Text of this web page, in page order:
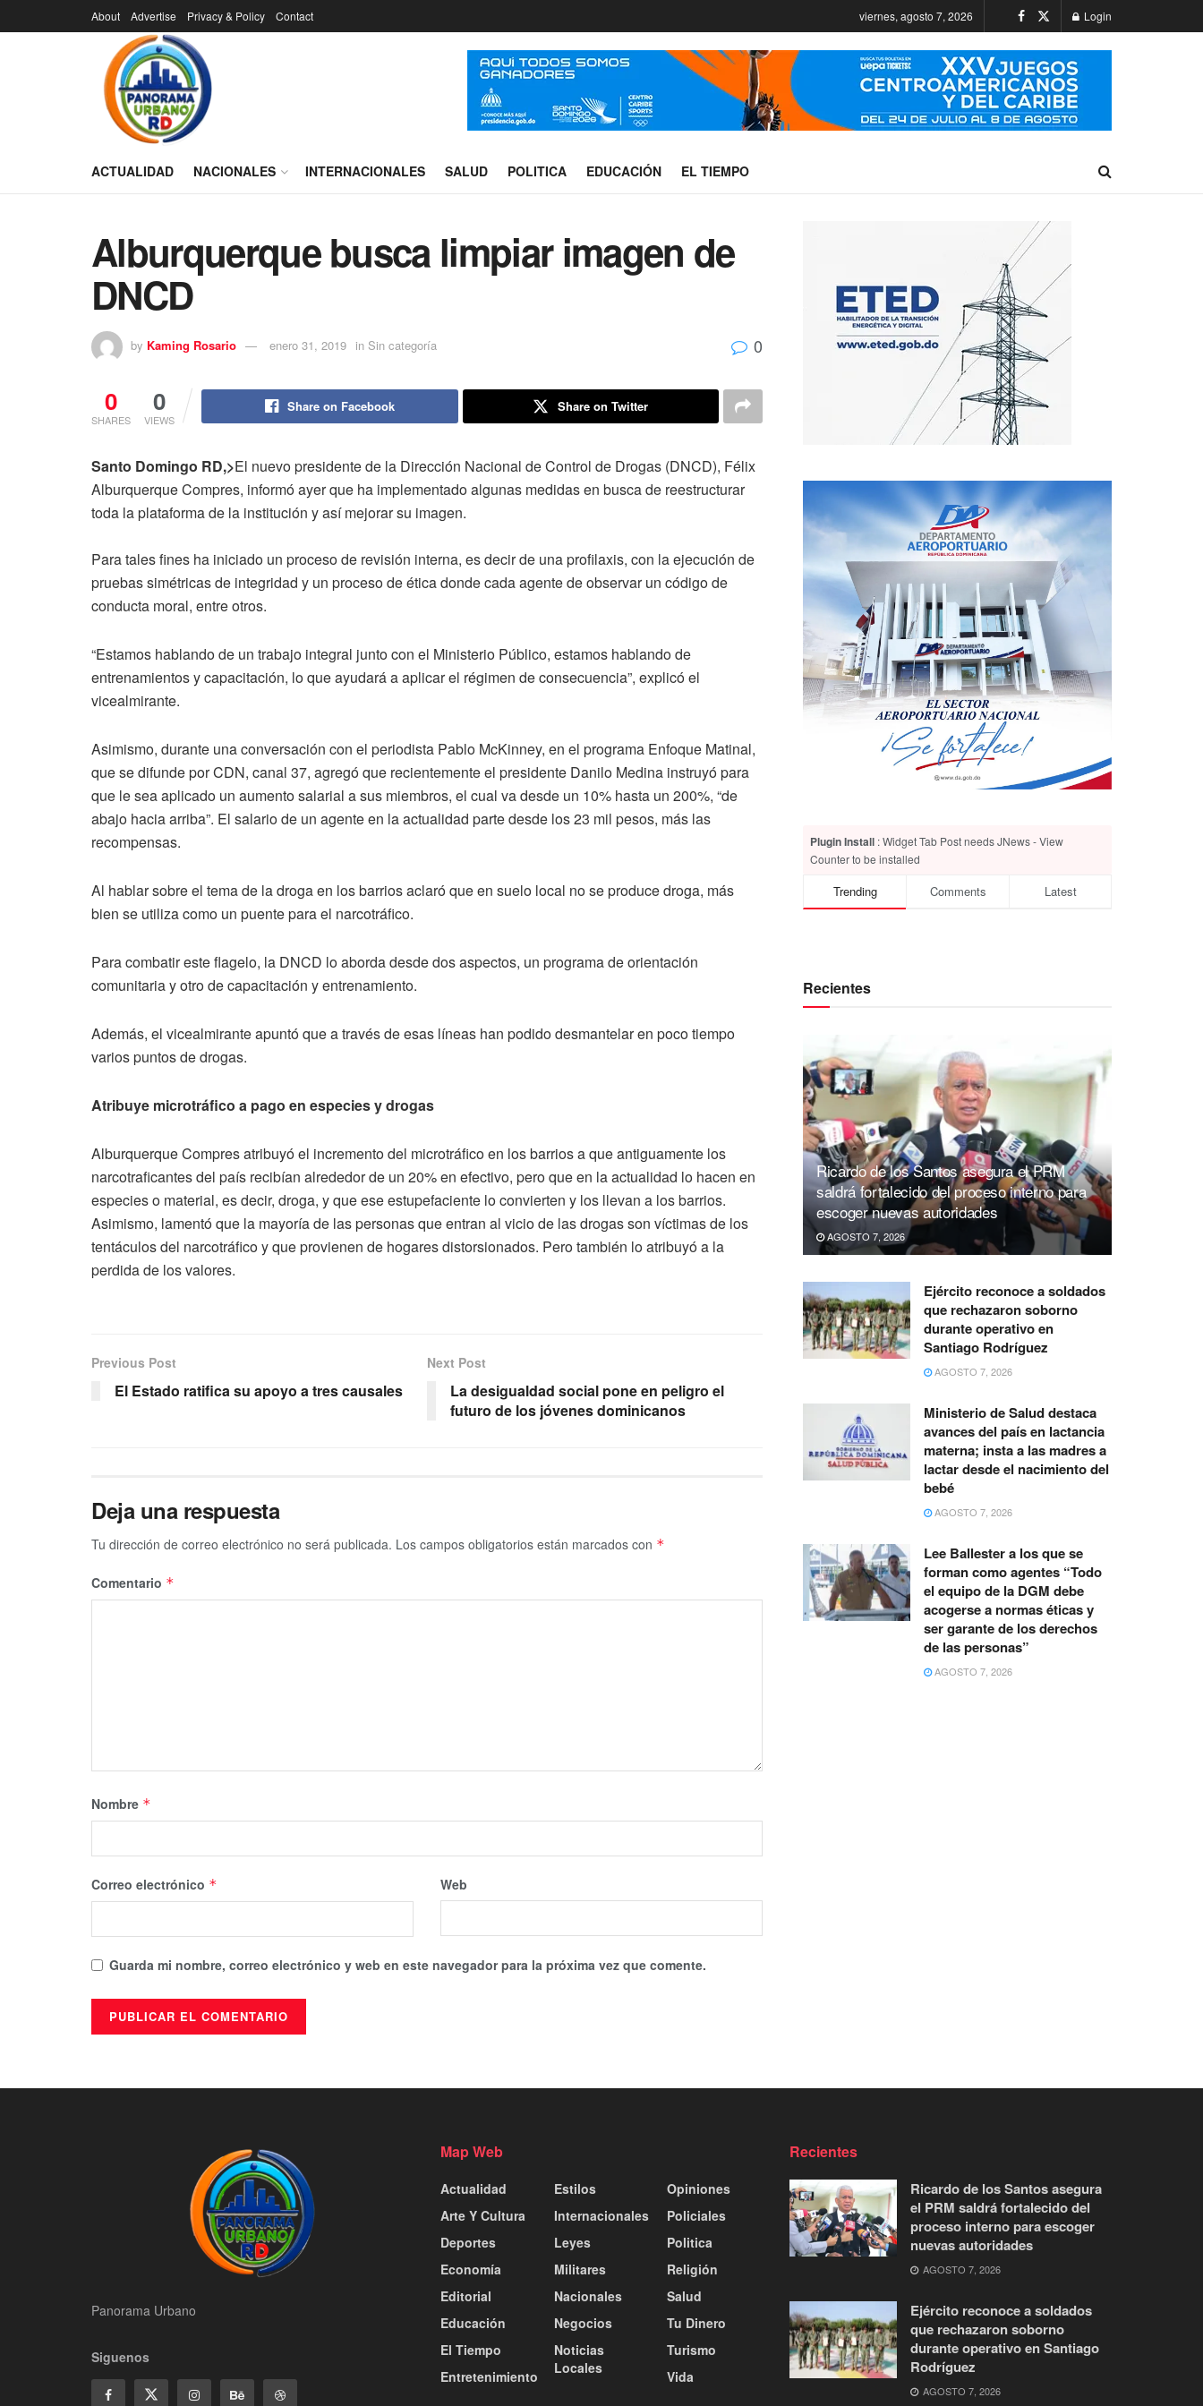
About Advertise Privacy & Policy Contact viernes, agosto 7, 2026 Login
ACTUALIDAD NACIONALES INTERNACIONALES SALUD POLITICA EDUCACIÓN EL TIEMPO
Alburquerque busca limpiar imagen de
DNCD
by Kaming Rosario enero 31, 2019 in Sin categoría 0
0
SHARES
0
VIEWS
Share on Facebook Share on Twitter
Santo Domingo RD,>El nuevo presidente de la Dirección Nacional de Control de Drogas (DNCD), Félix
Alburquerque Compres, informó ayer que ha implementado algunas medidas en busca de reestructurar
toda la plataforma de la institución y así mejorar su imagen.
Para tales fines ha iniciado un proceso de revisión interna, es decir de una profilaxis, con la ejecución de
pruebas simétricas de integridad y un proceso de ética donde cada agente de observar un código de
conducta moral, entre otros.
“Estamos hablando de un trabajo integral junto con el Ministerio Público, estamos hablando de
entrenamientos y capacitación, lo que ayudará a aplicar el régimen de consecuencia”, explicó el
vicealmirante.
Asimismo, durante una conversación con el periodista Pablo McKinney, en el programa Enfoque Matinal,
que se difunde por CDN, canal 37, agregó que recientemente el presidente Danilo Medina instruyó para
que le sea aplicado un aumento salarial a sus miembros, el cual va desde un 10% hasta un 200%, “de
abajo hacia arriba”. El salario de un agente en la actualidad parte desde los 23 mil pesos, más las
recompensas.
Al hablar sobre el tema de la droga en los barrios aclaró que en suelo local no se produce droga, más
bien se utiliza como un puente para el narcotráfico.
Para combatir este flagelo, la DNCD lo aborda desde dos aspectos, un programa de orientación
comunitaria y otro de capacitación y entrenamiento.
Además, el vicealmirante apuntó que a través de esas líneas han podido desmantelar en poco tiempo
varios puntos de drogas.
Atribuye microtráfico a pago en especies y drogas
Alburquerque Compres atribuyó el incremento del microtráfico en los barrios a que antiguamente los
narcotraficantes del país recibían alrededor de un 20% en efectivo, pero que en la actualidad lo hacen en
especies o material, es decir, droga, y que ese estupefaciente lo convierten y los llevan a los barrios.
Asimismo, lamentó que la mayoría de las personas que entran al vicio de las drogas son víctimas de los
tentáculos del narcotráfico y que provienen de hogares distorsionados. Pero también lo atribuyó a la
perdida de los valores.
Previous Post
El Estado ratifica su apoyo a tres causales
Next Post
La desigualdad social pone en peligro el
futuro de los jóvenes dominicanos
Deja una respuesta
Tu dirección de correo electrónico no será publicada. Los campos obligatorios están marcados con *
Comentario *
Nombre *
Correo electrónico * Web
Guarda mi nombre, correo electrónico y web en este navegador para la próxima vez que comente.
Plugin Install : Widget Tab Post needs JNews - View
Counter to be installed
Trending Comments Latest
Recientes
Ricardo de los Santos asegura el PRM
saldrá fortalecido del proceso interno para
escoger nuevas autoridades
AGOSTO 7, 2026
Ejército reconoce a soldados
que rechazaron soborno
durante operativo en
Santiago Rodríguez
AGOSTO 7, 2026
Ministerio de Salud destaca
avances del país en lactancia
materna; insta a las madres a
lactar desde el nacimiento del
bebé
AGOSTO 7, 2026
Lee Ballester a los que se
forman como agentes “Todo
el equipo de la DGM debe
acogerse a normas éticas y
ser garante de los derechos
de las personas”
AGOSTO 7, 2026
Panorama Urbano
Siguenos
Map Web
Actualidad
Arte Y Cultura
Deportes
Economía
Editorial
Educación
El Tiempo
Entretenimiento
Estilos
Internacionales
Leyes
Militares
Nacionales
Negocios
Noticias
Locales
Opiniones
Policiales
Politica
Religión
Salud
Tu Dinero
Turismo
Vida
Recientes
Ricardo de los Santos asegura
el PRM saldrá fortalecido del
proceso interno para escoger
nuevas autoridades
AGOSTO 7, 2026
Ejército reconoce a soldados
que rechazaron soborno
durante operativo en Santiago
Rodríguez
AGOSTO 7, 2026